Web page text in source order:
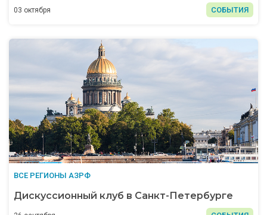
03 октября СОБЫТИЯ
ВСЕ РЕГИОНЫ АЗРФ
Дискуссионный клуб в Санкт-Петербурге